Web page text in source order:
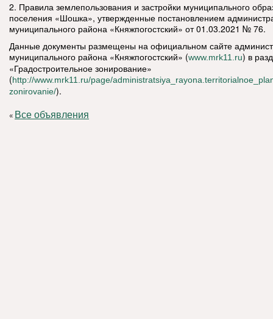
2. Правила землепользования и застройки муниципального
поселения «Шошка», утвержденные постановлением
муниципального района «Княжпогостский» от 01.03.2021 № 76.
Данные документы размещены на официальном сайте
муниципального района «Княжпогостский» (www.mrk11.ru) в
«Градостроительное зонирование»
(http://www.mrk11.ru/page/
zonirovanie/).
« Все объявления